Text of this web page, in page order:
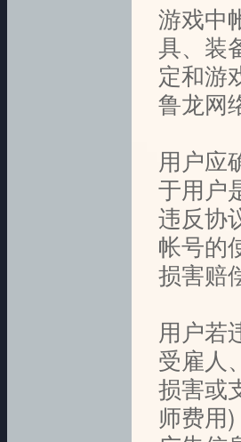
游戏中
具、装
定和游
鲁龙网
用户应
于用户
违反协
帐号的
损害赔
用户若
受雇人
损害或
师费用